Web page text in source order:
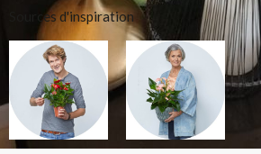
Sources d'inspiration